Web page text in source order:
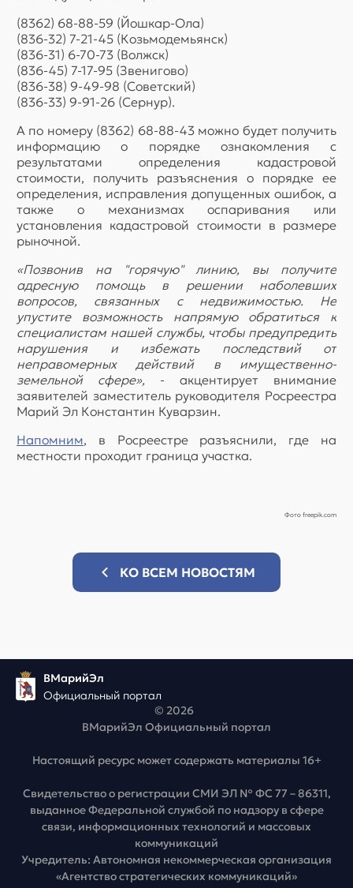
(8362) 68-88-59 (Йошкар-Ола)
(836-32) 7-21-45 (Козьмодемьянск)
(836-31) 6-70-73 (Волжск)
(836-45) 7-17-95 (Звенигово)
(836-38) 9-49-98 (Советский)
(836-33) 9-91-26 (Сернур).
А по номеру (8362) 68-88-43 можно будет получить
информацию о порядке ознакомления с
результатами определения кадастровой
стоимости, получить разъяснения о порядке ее
определения, исправления допущенных ошибок, а
также о механизмах оспаривания или
установления кадастровой стоимости в размере
рыночной.
«Позвонив на "горячую" линию, вы получите
адресную помощь в решении наболевших
вопросов, связанных с недвижимостью. Не
упустите возможность напрямую обратиться к
специалистам нашей службы, чтобы предупредить
нарушения и избежать последствий от
неправомерных действий в имущественно-
земельной сфере», - акцентирует внимание
заявителей заместитель руководителя Росреестра
Марий Эл Константин Куварзин.
Напомним, в Росреестре разъяснили, где на
местности проходит граница участка.
Фото freepik.com
КО ВСЕМ НОВОСТЯМ
ВМарийЭл
Официальный портал
© 2026
ВМарийЭл Официальный портал
Настоящий ресурс может содержать материалы 16+
Свидетельство о регистрации СМИ ЭЛ № ФС 77 – 86311,
выданное Федеральной службой по надзору в сфере
связи, информационных технологий и массовых
коммуникаций
Учредитель: Автономная некоммерческая организация
«Агентство стратегических коммуникаций»